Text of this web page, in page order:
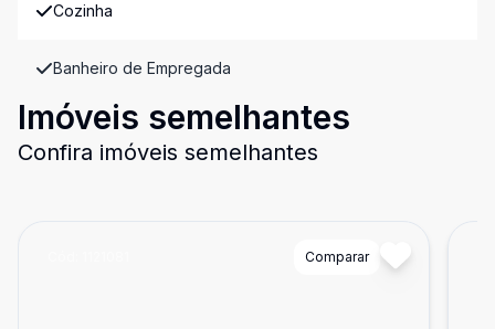
Cozinha
Banheiro de Empregada
Imóveis semelhantes
Confira imóveis semelhantes
Comparar